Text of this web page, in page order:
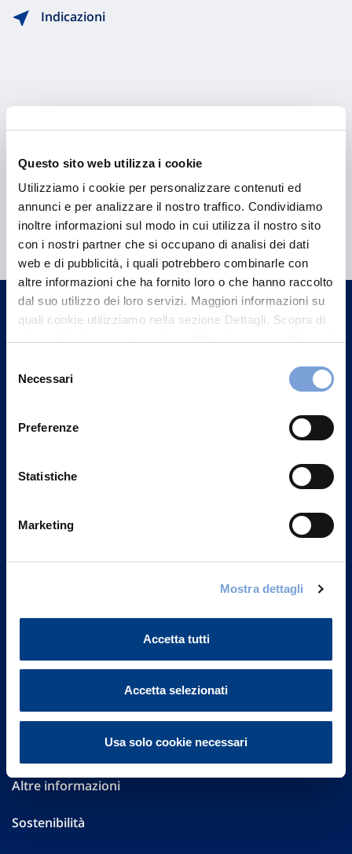
Questo sito web utilizza i cookie
Utilizziamo i cookie per personalizzare contenuti ed
annunci e per analizzare il nostro traffico. Condividiamo
inoltre informazioni sul modo in cui utilizza il nostro sito
con i nostri partner che si occupano di analisi dei dati
web e di pubblicità, i quali potrebbero combinarle con
altre informazioni che ha fornito loro o che hanno raccolto
dal suo utilizzo dei loro servizi. Maggiori informazioni su
quali cookie utilizziamo nella sezione Dettagli. Scopra di
può trovare nel footer del sito nella sezione "Informativa
delNecessari
Preferenze
Statistiche
Marketing
Mostra dettagli
Accetta tutti
Accetta selezionati
Usa solo cookie necessari
Indicazioni
Hai bisogno di
informazioni?
Trova l'Agenzia più vicina a te e parla con
un nostro Agente.
20149 Milano
FAQ
Governance
Investor Relations
Altre informazioni
Sostenibilità